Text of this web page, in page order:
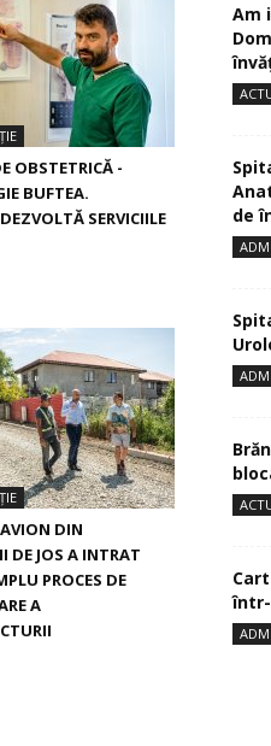
OBSTETRICĂ -
BUFTEA.
SERVICIILE
DIN
DE JOS A INTRAT
PROCES DE
A
Am
de
într-